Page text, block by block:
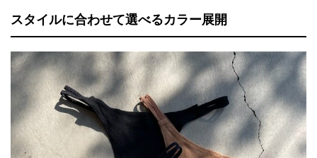
スタイルに合わせて選べるカラー展開